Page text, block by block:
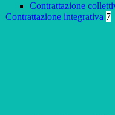
Contrattazione
Contrattazione integrativa 7